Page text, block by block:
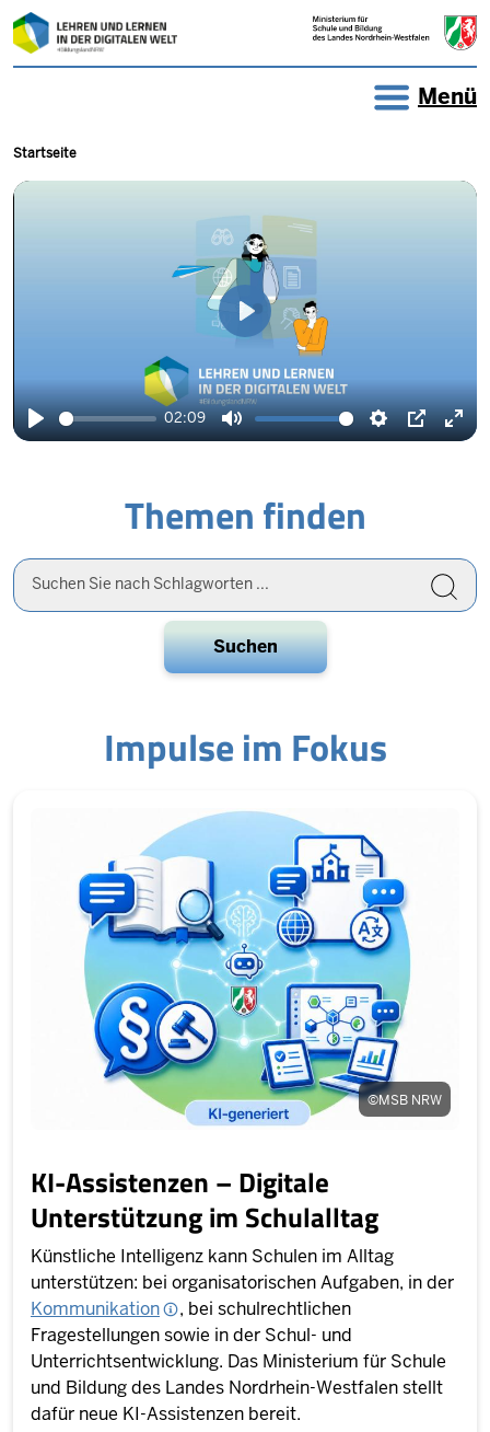
Direkt zum Inhalt
LEHREN UND LERNEN IN
Menü
Pfadnavigation
Startseite
Wiedergabe
02:09
Ton
Einstellungen
Picture-
Wiedergabe
Themen finden
Suche
der
Impulse im Fokus
©MSB NRW
KI-Assistenzen – Digitale
Unterstützung im Schulalltag
Künstliche Intelligenz kann Schulen im Alltag
unterstützen: bei organisatorischen Aufgaben, in der
Kommunikation
, bei schulrechtlichen
Fragestellungen sowie in der Schul- und
Unterrichtsentwicklung. Das Ministerium für Schule
und Bildung des Landes Nordrhein-Westfalen stellt
dafür neue KI-Assistenzen bereit.